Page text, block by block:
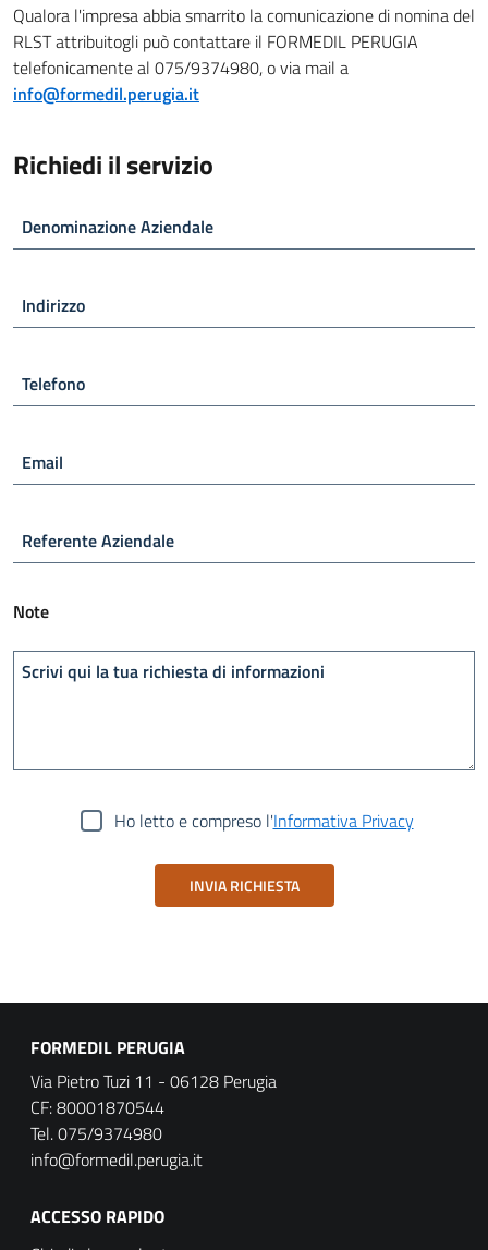
Qualora l'impresa abbia smarrito la comunicazione di nomina del
RLST attribuitogli può contattare il FORMEDIL PERUGIA
telefonicamente al 075/9374980, o via mail a
info@formedil.perugia.it
Richiedi il servizio
Denominazione Aziendale
Indirizzo
Telefono
Email
Referente Aziendale
Note
Scrivi qui la tua richiesta di informazioni
Ho letto e compreso l'Informativa Privacy
INVIA RICHIESTA
FORMEDIL PERUGIA
Via Pietro Tuzi 11 - 06128 Perugia
CF: 80001870544
Tel. 075/9374980
info@formedil.perugia.it
ACCESSO RAPIDO